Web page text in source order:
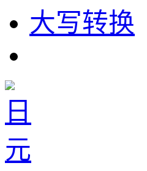
大写转换